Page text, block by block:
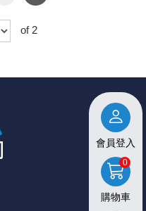
of 2
會員登入
購物車
0